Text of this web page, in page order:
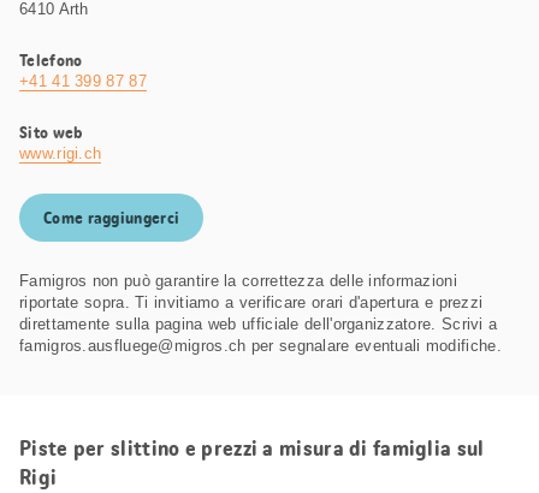
6410 Arth
Telefono
+41 41 399 87 87
Sito web
www.rigi.ch
Come raggiungerci
Famigros non può garantire la correttezza delle informazioni
riportate sopra. Ti invitiamo a verificare orari d'apertura e prezzi
direttamente sulla pagina web ufficiale dell'organizzatore. Scrivi a
famigros.ausfluege@migros.ch per segnalare eventuali modifiche.
Piste per slittino e prezzi a misura di famiglia sul
Rigi